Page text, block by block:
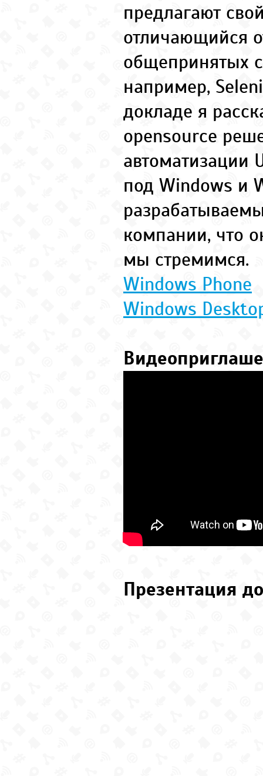
предлагают
отличающийся
общепринятых
например,
докладе я
opensource
автоматизации
под Windows и
компании, что
мы стремимся.
Windows Phone
Windows
Презентация